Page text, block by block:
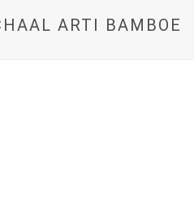
ARTI BAMBOE